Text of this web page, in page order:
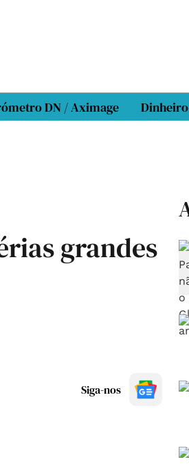
DN / Aximage
grandes
Siga-nos